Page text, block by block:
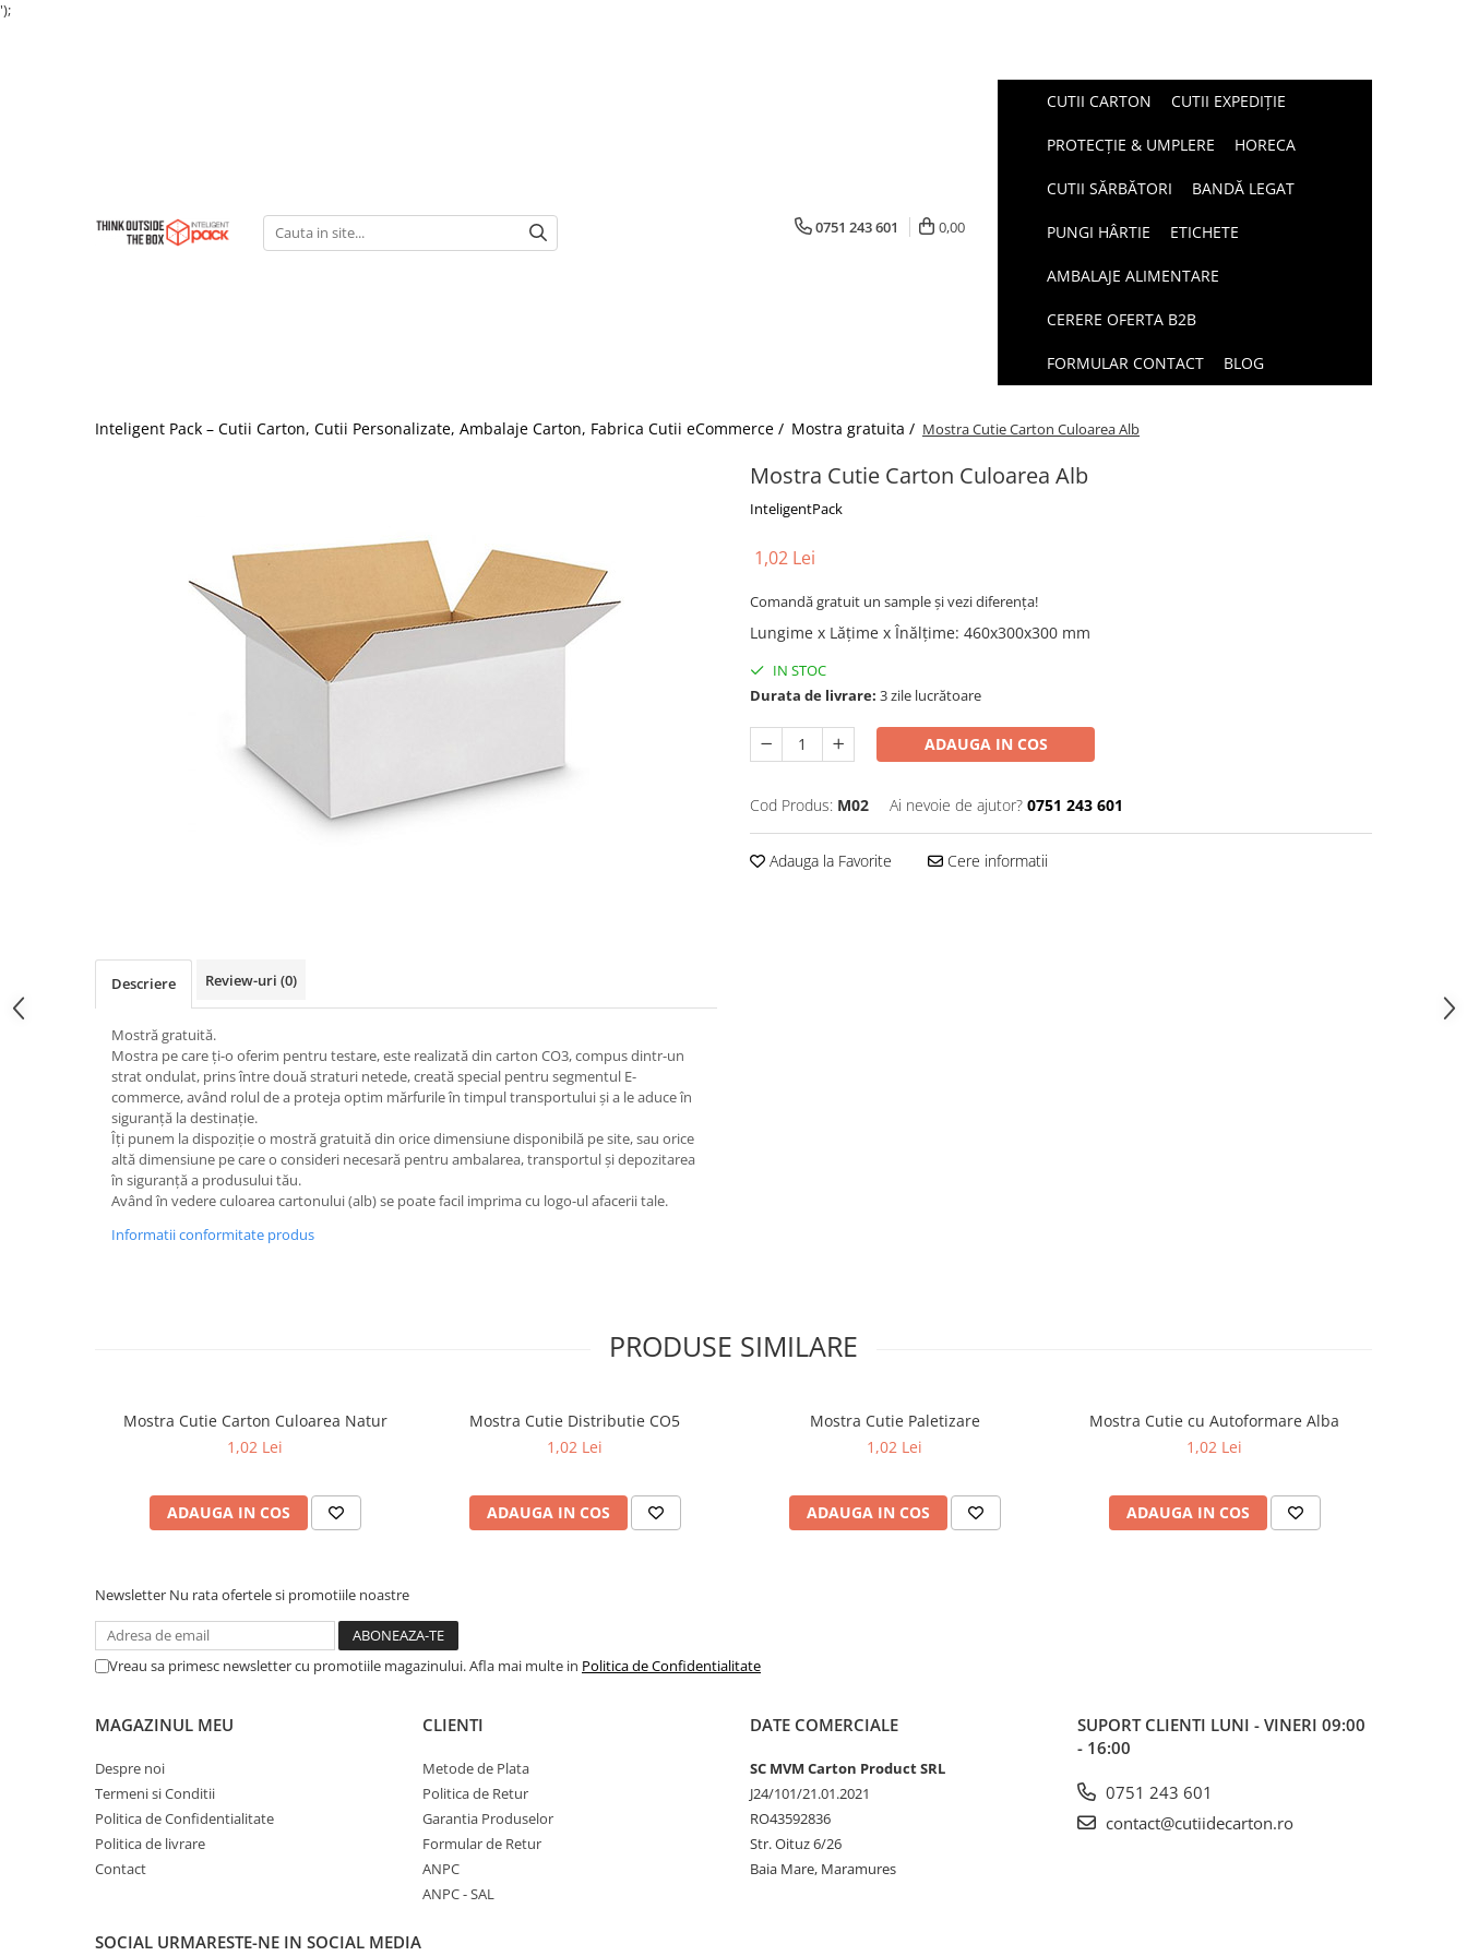
');
0751 243 601 0,00
CUTII CARTON CUTII EXPEDIȚIE
PROTECȚIE & UMPLERE HORECA
CUTII SĂRBĂTORI BANDĂ LEGAT
PUNGI HÂRTIE ETICHETE
AMBALAJE ALIMENTARE
CERERE OFERTA B2B
FORMULAR CONTACT BLOG
Inteligent Pack – Cutii Carton, Cutii Personalizate, Ambalaje Carton, Fabrica Cutii eCommerce / Mostra gratuita / Mostra Cutie Carton Culoarea Alb
Mostra Cutie Carton Culoarea Alb
InteligentPack
1,02 Lei
Comandă gratuit un sample și vezi diferența!
Lungime x Lățime x Înălțime: 460x300x300 mm
IN STOC
Durata de livrare: 3 zile lucrătoare
ADAUGA IN COS
Cod Produs: M02 Ai nevoie de ajutor? 0751 243 601
Adauga la Favorite Cere informatii
Descriere Review-uri (0)
Mostră gratuită.
Mostra pe care ți-o oferim pentru testare, este realizată din carton CO3, compus dintr-un
strat ondulat, prins între două straturi netede, creată special pentru segmentul E-
commerce, având rolul de a proteja optim mărfurile în timpul transportului și a le aduce în
siguranță la destinație.
Îți punem la dispoziție o mostră gratuită din orice dimensiune disponibilă pe site, sau orice
altă dimensiune pe care o consideri necesară pentru ambalarea, transportul și depozitarea
în siguranță a produsului tău.
Având în vedere culoarea cartonului (alb) se poate facil imprima cu logo-ul afacerii tale.
Informatii conformitate produs
PRODUSE SIMILARE
Mostra Cutie Carton Culoarea Natur
1,02 Lei
ADAUGA IN COS
Mostra Cutie Distributie CO5
1,02 Lei
ADAUGA IN COS
Mostra Cutie Paletizare
1,02 Lei
ADAUGA IN COS
Mostra Cutie cu Autoformare Alba
1,02 Lei
ADAUGA IN COS
Newsletter Nu rata ofertele si promotiile noastre
Vreau sa primesc newsletter cu promotiile magazinului. Afla mai multe in Politica de Confidentialitate
MAGAZINUL MEU
Despre noi
Termeni si Conditii
Politica de Confidentialitate
Politica de livrare
Contact
CLIENTI
Metode de Plata
Politica de Retur
Garantia Produselor
Formular de Retur
ANPC
ANPC - SAL
DATE COMERCIALE
SC MVM Carton Product SRL
J24/101/21.01.2021
RO43592836
Str. Oituz 6/26
Baia Mare, Maramures
SUPORT CLIENTI LUNI - VINERI 09:00
- 16:00
0751 243 601
contact@cutiidecarton.ro
SOCIAL URMARESTE-NE IN SOCIAL MEDIA